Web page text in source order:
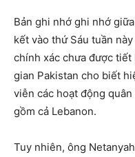
Bản ghi nhớ ghi nhớ
kết vào thứ Sáu tuần
chính xác chưa được
gian Pakistan cho biết
viễn các hoạt động
gồm cả Lebanon.
Tuy nhiên, ông